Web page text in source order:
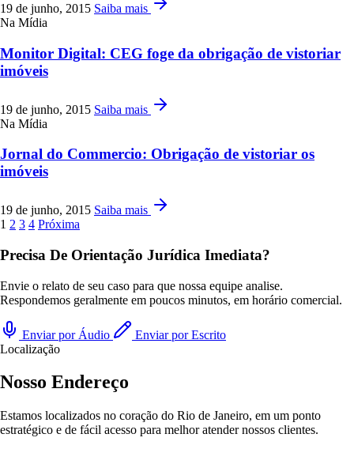
19 de junho, 2015 Saiba mais
Na Mídia
Monitor Digital: CEG foge da obrigação de vistoriar
imóveis
19 de junho, 2015 Saiba mais
Na Mídia
Jornal do Commercio: Obrigação de vistoriar os
imóveis
19 de junho, 2015 Saiba mais
1 2 3 4 Próxima
Precisa De Orientação Jurídica Imediata?
Envie o relato de seu caso para que nossa equipe analise.
Respondemos geralmente em poucos minutos, em horário comercial.
Enviar por Áudio
Enviar por Escrito
Localização
Nosso Endereço
Estamos localizados no coração do Rio de Janeiro, em um ponto
estratégico e de fácil acesso para melhor atender nossos clientes.